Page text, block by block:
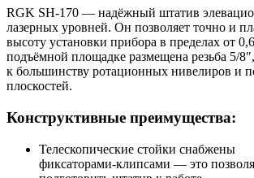
RGK SH‑170 — надёжный штатив
лазерных уровней. Он позволяет точно и
высоту установки прибора в пределах от
подъёмной площадке размещена резьба 5/
к большинству ротационных нивелиров и
плоскостей.
Конструктивные преимущества:
Телескопические стойки снабжены
фиксаторами‑клипсами — это